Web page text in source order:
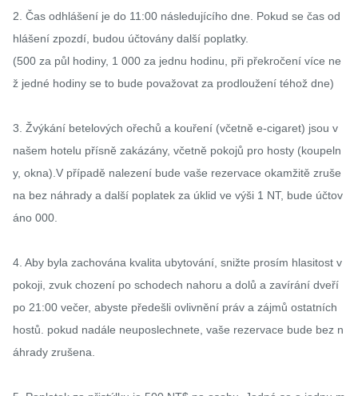
2. Čas odhlášení je do 11:00 následujícího dne. Pokud se čas od
hlášení zpozdí, budou účtovány další poplatky.
(500 za půl hodiny, 1 000 za jednu hodinu, při překročení více ne
ž jedné hodiny se to bude považovat za prodloužení téhož dne)
3. Žvýkání betelových ořechů a kouření (včetně e-cigaret) jsou v
našem hotelu přísně zakázány, včetně pokojů pro hosty (koupeln
y, okna).V případě nalezení bude vaše rezervace okamžitě zruše
na bez náhrady a další poplatek za úklid ve výši 1 NT, bude účtov
áno 000.
4. Aby byla zachována kvalita ubytování, snižte prosím hlasitost v
pokoji, zvuk chození po schodech nahoru a dolů a zavírání dveří
po 21:00 večer, abyste předešli ovlivnění práv a zájmů ostatních
hostů. pokud nadále neuposlechnete, vaše rezervace bude bez n
áhrady zrušena.